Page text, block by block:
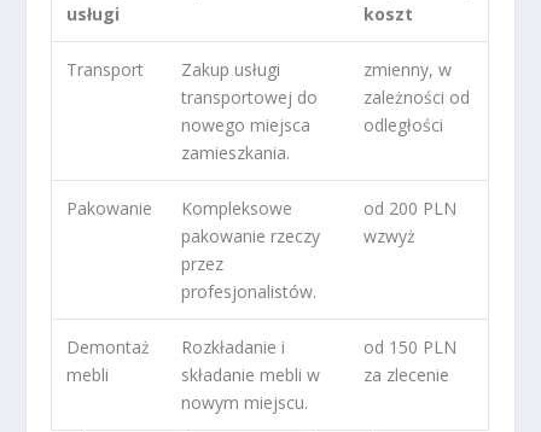
usługi
koszt
Transport
Zakup usługi
transportowej do
nowego miejsca
zamieszkania.
zmienny, w
zależności od
odległości
Pakowanie
Kompleksowe
pakowanie rzeczy
przez
profesjonalistów.
od 200 PLN
wzwyż
Demontaż
mebli
Rozkładanie i
składanie mebli w
nowym miejscu.
od 150 PLN
za zlecenie